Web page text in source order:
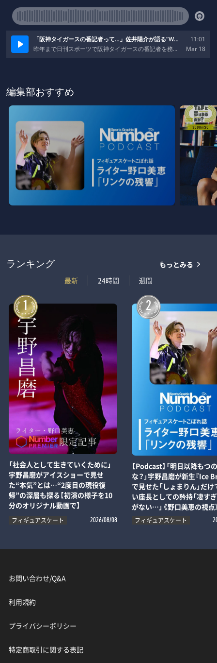
編集部おすすめ
ランキング
最新
24時間 週間
もっとみる
1
「社会人として生きていくために」
宇野昌磨がアイスショーで見せ
た“本気”とは…“2度目の現役復
帰”の深層も探る【初演の様子を10
分のオリジナル動画で】
フィギュアスケート 2026/08/08
2
【Podcast】「明日以降もつ
な？」宇野昌磨が新生『Ice
で見せた「しょまりん」だ
い座長としての矜持「凄す
がない…」《野口美恵の視点
フィギュアスケート
お問い合わせ/Q&A
利用規約
プライバシーポリシー
特定商取引に関する表記